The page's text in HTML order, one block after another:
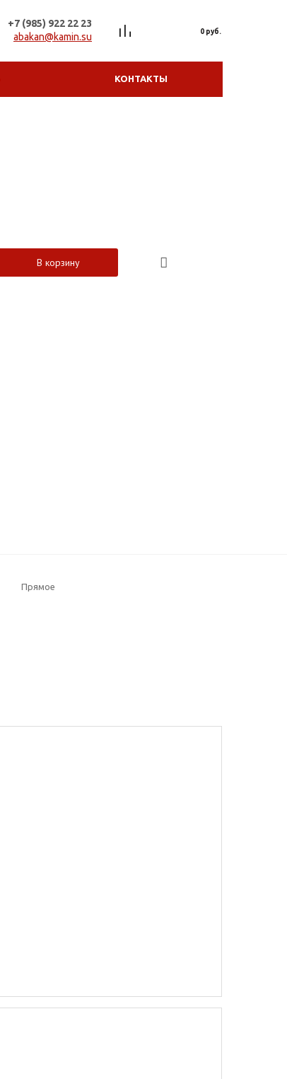
+7 (985) 922 22 23
abakan@kamin.su
0 руб.
КОНТАКТЫ
В корзину
Прямое